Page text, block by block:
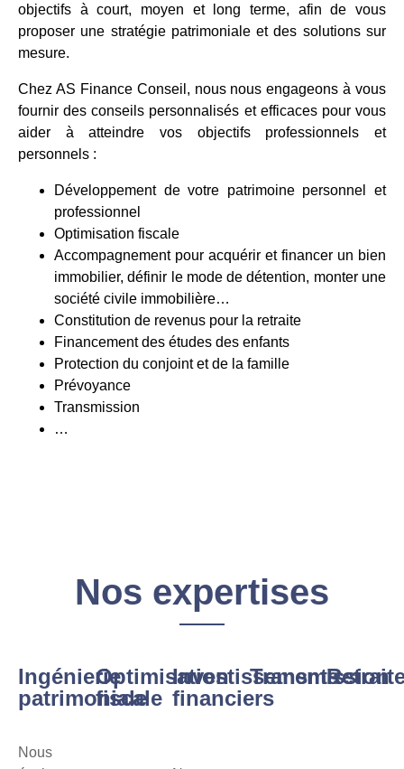
objectifs à court, moyen et long terme, afin de vous
proposer une stratégie patrimoniale et des solutions sur
mesure.
Chez AS Finance Conseil, nous nous engageons à vous
fournir des conseils personnalisés et efficaces pour vous
aider à atteindre vos objectifs professionnels et
personnels :
Développement de votre patrimoine personnel et
professionnel
Optimisation fiscale
Accompagnement pour acquérir et financer un bien
immobilier, définir le mode de détention, monter une
société civile immobilière…
Constitution de revenus pour la retraite
Financement des études des enfants
Protection du conjoint et de la famille
Prévoyance
Transmission
…
Nos expertises
Ingénierie
patrimoniale
Nous
Optimisation
fiscale
Investissements
financiers
Transmission